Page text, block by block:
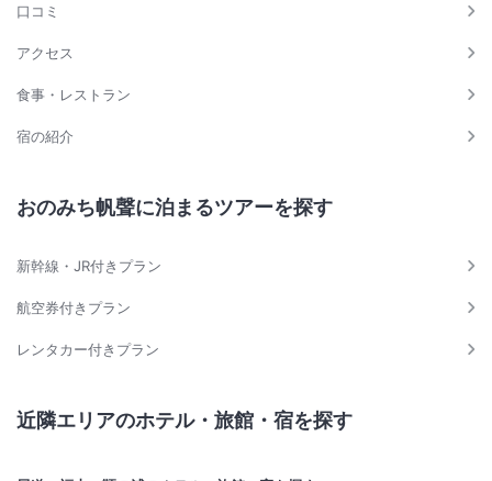
口コミ
アクセス
食事・レストラン
宿の紹介
おのみち帆聲に泊まるツアーを探す
新幹線・JR付きプラン
航空券付きプラン
レンタカー付きプラン
近隣エリアのホテル・旅館・宿を探す